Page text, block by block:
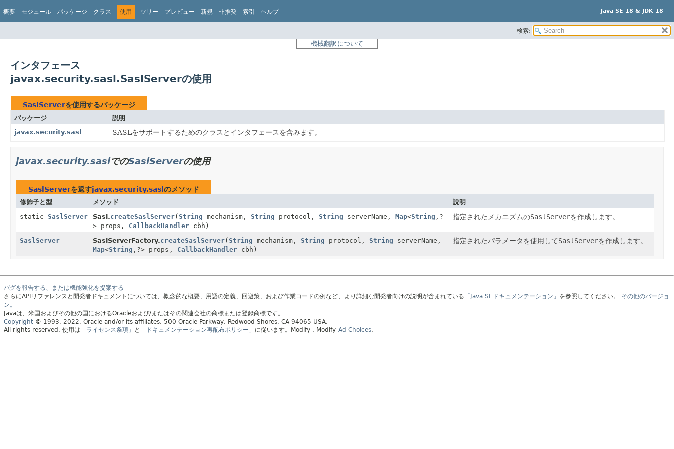
Java SE 18 & JDK 18
概要 モジュール パッケージ クラス 使用 ツリー プレビュー 新規 非推奨 索引 ヘルプ
検索:
機械翻訳について
インタフェース
javax.security.sasl.SaslServerの使用
SaslServerを使用するパッケージ
パッケージ
説明
javax.security.sasl
SASLをサポートするためのクラスとインタフェースを含みます。
javax.security.saslでのSaslServerの使用
SaslServerを返すjavax.security.saslのメソッド
修飾子と型 メソッド
説明
static SaslServer Sasl.createSaslServer(String mechanism, String protocol, String serverName, Map<String , ?
> props, CallbackHandler cbh)
指定されたメカニズムのSaslServerを作成します。
SaslServer SaslServerFactory.createSaslServer(String mechanism, String protocol, String serverName,
Map<String , ?> props, CallbackHandler cbh)
指定されたパラメータを使用してSaslServerを作成します。
バグを報告する、または機能強化を提案する
さらにAPIリファレンスと開発者ドキュメントについては、概念的な概要、用語の定義、回避策、および作業コードの例など、より詳細な開発者向けの説明が含まれている 「Java SEドキュメンテーション」 を参照してください。
その他のバージョ
ン。
Javaは、米国およびその他の国におけるOracleおよび/またはその関連会社の商標または登録商標です。
Copyright © 1993, 2022, Oracle and/or its affiliates, 500 Oracle Parkway, Redwood Shores, CA 94065 USA.
All rights reserved. 使用は 「ライセンス条項」 と 「ドキュメンテーション再配布ポリシー」 に従います。 Modify . Modify Ad Choices.